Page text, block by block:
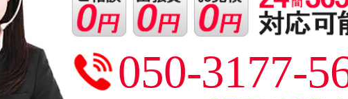
050-3177-